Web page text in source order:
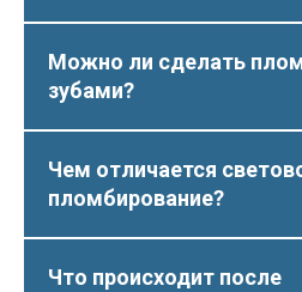
Можно ли сделать
зубами?
Чем отличается
пломбирование?
Что происходит после